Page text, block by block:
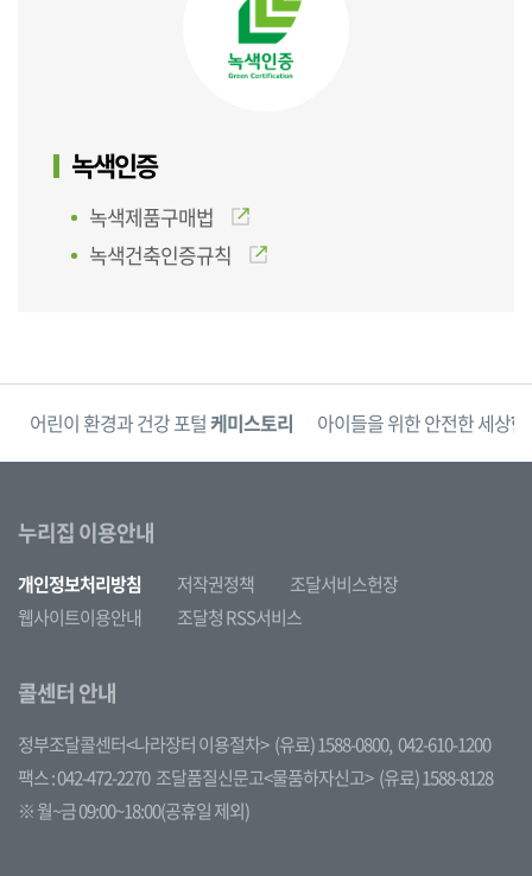
녹색인증
녹색제품구매법
녹색건축인증규칙
어린이 환경과 건강 포털케미스토리 아이들을 위한 안전한 세상
누리집 이용안내
개인정보처리방침 저작권정책
조달서비스헌장
웹사이트이용안내
조달청 RSS서비스
콜센터 안내
정부조달콜센터<나라장터 이용절차> (유료) 1588-0800, 042-610-1200
팩스 : 042-472-2270 조달품질신문고<물품하자신고> (유료) 1588-8128
※ 월~금 09:00~18:00(공휴일 제외)